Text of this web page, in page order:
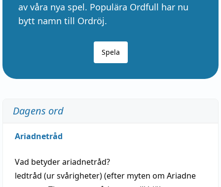
av våra nya spel. Populära Ordfull har nu
bytt namn till Ordröj.
Spela
Dagens ord
Ariadnetråd
Vad betyderariadnetråd?
ledtråd (ur svårigheter) (efter myten om Ariadne